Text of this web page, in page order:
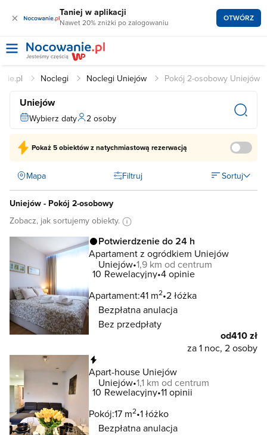
× Taniej w aplikacji
Nawet 20% zniżki po zalogowaniu OTWÓRZ
Noclegi Noclegi Uniejów Pokój 2-osobowy Uniejów
Uniejów
Wybierz daty 2 osoby
Pokaż5 obiektówz natychmiastową rezerwacją
Mapa Filtruj Sortuj
Uniejów - Pokój 2-osobowy
Zobacz, jak sortujemy obiekty.
Potwierdzenie do 24 h
Apartament z ogródkiem Uniejów
Uniejów 1,9 km od centrum
10 Rewelacyjny 4 opinie
Apartament:41 m2 2 łóżka
Bezpłatna anulacja
Bez przedpłaty
od410 zł
za 1 noc, 2 osoby
Apart-house Uniejów
Uniejów 1,1 km od centrum
10 Rewelacyjny 11 opinii
Pokój:17 m2 1 łóżko
Bezpłatna anulacja